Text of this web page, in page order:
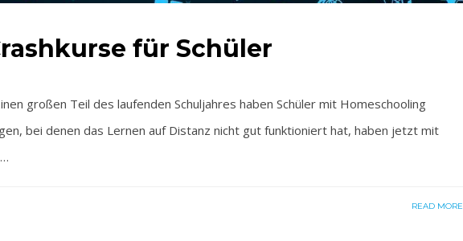
für Schüler
großen Teil des laufenden Schuljahres haben Schüler mit Homeschooling
bei denen das Lernen auf Distanz nicht gut funktioniert hat, haben jetzt mit
READ MORE